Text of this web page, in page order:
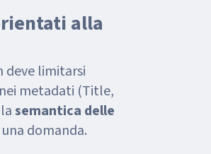
alla
deve limitarsi
metadati (Title,
semantica delle
domanda.